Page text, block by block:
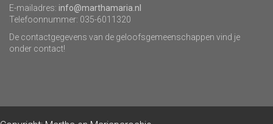
E-mailadres: info@marthamaria.nl
Telefoonnummer: 035-6011320
De contactgegevens van de geloofsgemeenschappen vind je
onder contact!